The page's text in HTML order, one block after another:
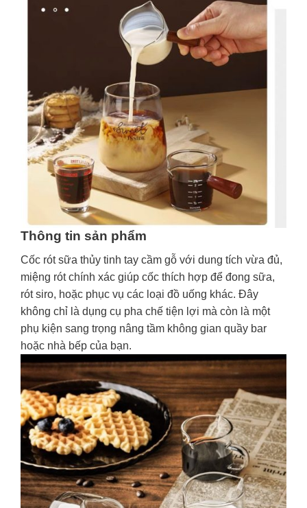
Thông tin sản phẩm
Cốc rót sữa thủy tinh tay cầm gỗ với dung tích vừa đủ,
miệng rót chính xác giúp cốc thích hợp để đong sữa,
rót siro, hoặc phục vụ các loại đồ uống khác. Đây
không chỉ là dụng cụ pha chế tiện lợi mà còn là một
phụ kiện sang trọng nâng tầm không gian quầy bar
hoặc nhà bếp của bạn.